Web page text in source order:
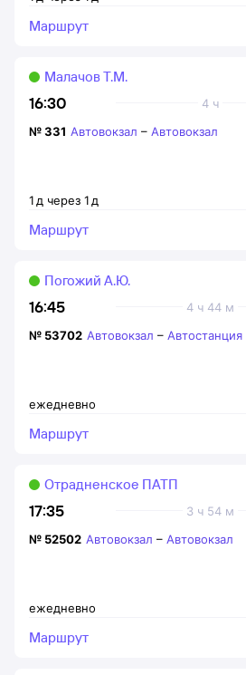
Маршрут
16:30 4 ч
Малачов Т.М.
1 д через 1 д
№331 Автовокзал – Автовокзал
Маршрут
16:45 4 ч 44 м
Погожий А.Ю.
ежедневно
№ 53702 Автовокзал – Автостанция
Маршрут
17:35 3 ч 54 м
Отрадненское ПАТП
ежедневно
№ 52502 Автовокзал – Автовокзал
Маршрут